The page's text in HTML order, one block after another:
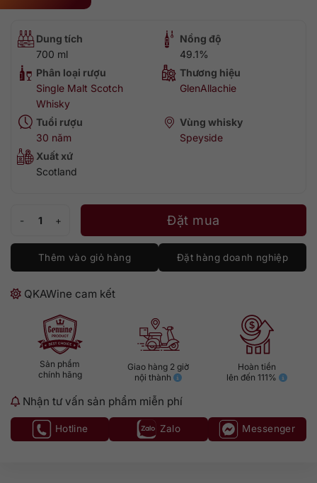
Dung tích
700 ml
Nồng độ
49.1%
Phân loại rượu
Single Malt Scotch
Whisky
Thương hiệu
GlenAllachie
Tuổi rượu
30 năm
Vùng whisky
Speyside
Xuất xứ
Scotland
Đặt mua
Thêm vào giỏ hàng Đặt hàng doanh nghiệp
QKAWine cam kết
Sản phẩm
chính hãng
Giao hàng 2 giờ
nội thành
Hoàn tiền
lên đến 111%
Nhận tư vấn sản phẩm miễn phí
Hotline Zalo Messenger